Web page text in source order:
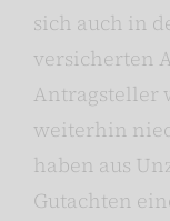
sich auch in
versicherten
Antragsteller
weiterhin
haben aus
Gutachten